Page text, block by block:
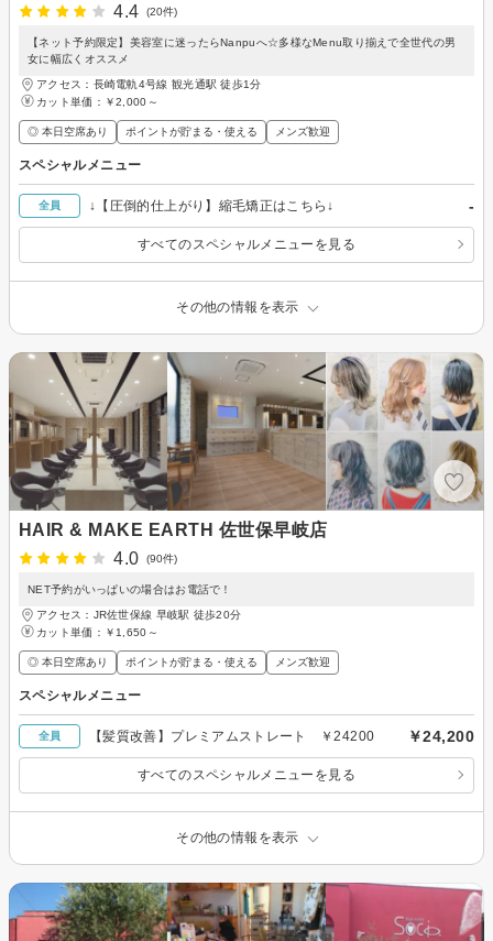
4.4
(20件)
【ネット予約限定】美容室に迷ったらNanpuへ☆多様なMenu取り揃えで全世代の男
女に幅広くオススメ
アクセス：長崎電軌4号線 観光通駅 徒歩1分
カット単価： ￥2,000～
◎ 本日空席あり ポイントが貯まる・使える メンズ歓迎
スペシャルメニュー
全員 ↓【圧倒的仕上がり】縮毛矯正はこちら↓ -
すべてのスペシャルメニューを見る
その他の情報を表示
HAIR & MAKE EARTH 佐世保早岐店
4.0
(90件)
NET予約がいっぱいの場合はお電話で！
アクセス：JR佐世保線 早岐駅 徒歩20分
カット単価： ￥1,650～
◎ 本日空席あり ポイントが貯まる・使える メンズ歓迎
スペシャルメニュー
全員 【髪質改善】プレミアムストレート ￥24200 ￥24,200
すべてのスペシャルメニューを見る
その他の情報を表示